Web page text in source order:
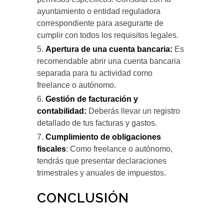
ayuntamiento o entidad reguladora
correspondiente para asegurarte de
cumplir con todos los requisitos legales.
Apertura de una cuenta bancaria: Es
recomendable abrir una cuenta bancaria
separada para tu actividad como
freelance o autónomo.
Gestión de facturación y
contabilidad: Deberás llevar un registro
detallado de tus facturas y gastos.
Cumplimiento de obligaciones
fiscales: Como freelance o autónomo,
tendrás que presentar declaraciones
trimestrales y anuales de impuestos.
CONCLUSIÓN